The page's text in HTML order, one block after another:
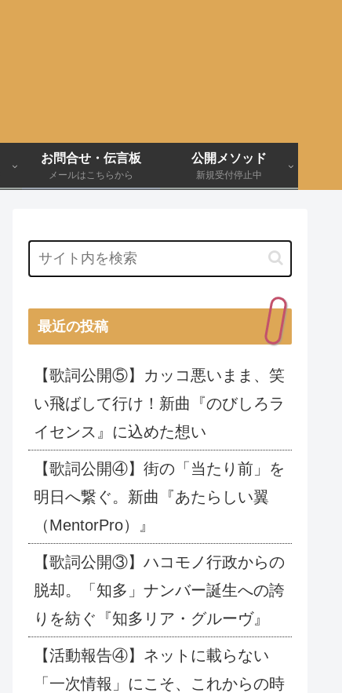
お問合せ・伝言板
メールはこちらから
公開メソッド
新規受付停止中
最近の投稿
【歌詞公開⑤】カッコ悪いまま、笑
い飛ばして行け！新曲『のびしろラ
イセンス』に込めた想い
【歌詞公開④】街の「当たり前」を
明日へ繋ぐ。新曲『あたらしい翼
（MentorPro）』
【歌詞公開③】ハコモノ行政からの
脱却。「知多」ナンバー誕生への誇
りを紡ぐ『知多リア・グルーヴ』
【活動報告④】ネットに載らない
「一次情報」にこそ、これからの時